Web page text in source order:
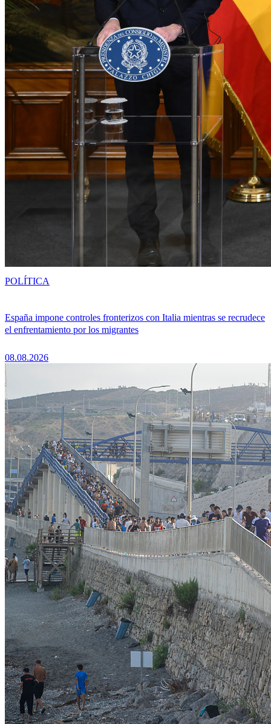
España impone controles fronterizos con Italia mientras se recrudece
el enfrentamiento por los migrantes
08.08.2026
POLÍTICA